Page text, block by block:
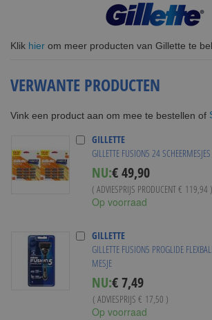
Klik hier om meer producten van Gillette te
VERWANTE PRODUCTEN
Vink een product aan om mee te bestellen of
GILLETTE
GILLETTE FUSION5 24
NU:€ 49,90
( ADVIESPRIJS PRODUCENT€ 119,94 )
Op voorraad
GILLETTE
GILLETTE FUSION5 PROGLIDE
MESJE
NU:Special
Price
€ 7,49
( ADVIESPRIJS € 17,50 )
Op voorraad